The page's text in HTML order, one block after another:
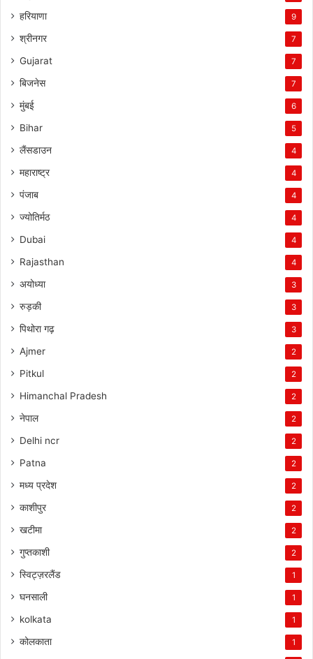
हरियाणा 9
श्रीनगर 7
Gujarat 7
बिजनेस 7
मुंबई 6
Bihar 5
लैंसडाउन 4
महाराष्ट्र 4
पंजाब 4
ज्योतिर्मठ 4
Dubai 4
Rajasthan 4
अयोध्या 3
रुड़की 3
पिथोरा गढ़ 3
Ajmer 2
Pitkul 2
Himanchal Pradesh 2
नेपाल 2
Delhi ncr 2
Patna 2
मध्य प्रदेश 2
काशीपुर 2
खटीमा 2
गुप्तकाशी 2
स्विट्ज़रलैंड 1
घनसाली 1
kolkata 1
कोलकाता 1